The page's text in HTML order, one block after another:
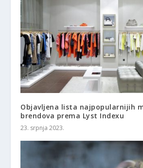
Objavljena lista najpopularnijih
brendova prema Lyst Indexu
23. srpnja 2023.